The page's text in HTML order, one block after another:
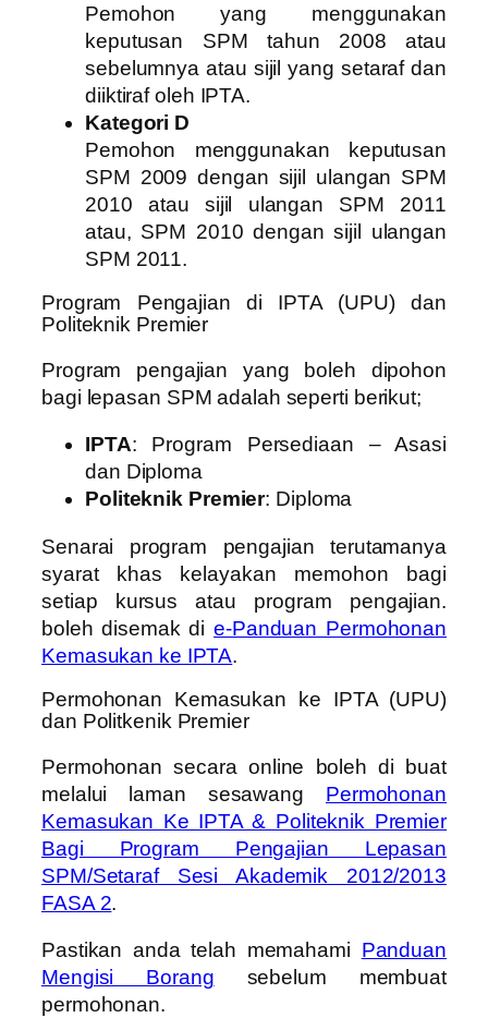
Pemohon yang menggunakan
keputusan SPM tahun 2008 atau
sebelumnya atau sijil yang setaraf dan
diiktiraf oleh IPTA.
Kategori D
Pemohon menggunakan keputusan
SPM 2009 dengan sijil ulangan SPM
2010 atau sijil ulangan SPM 2011
atau, SPM 2010 dengan sijil ulangan
SPM 2011.
Program Pengajian di IPTA (UPU) dan
Politeknik Premier
Program pengajian yang boleh dipohon
bagi lepasan SPM adalah seperti berikut;
IPTA:
Program Persediaan – Asasi
dan Diploma
Politeknik Premier: Diploma
Senarai program pengajian terutamanya
syarat khas kelayakan memohon bagi
setiap kursus atau program pengajian.
boleh disemak die-Panduan Permohonan
Kemasukan ke IPTA.
Permohonan Kemasukan ke IPTA (UPU)
dan Politkenik Premier
Permohonan secara online boleh di buat
melalui laman sesawang Permohonan
Kemasukan Ke IPTA & Politeknik Premier
Bagi Program Pengajian Lepasan
SPM/Setaraf Sesi Akademik 2012/2013
FASA 2.
Pastikan anda telah memahami Panduan
Mengisi Borang sebelum membuat
permohonan.